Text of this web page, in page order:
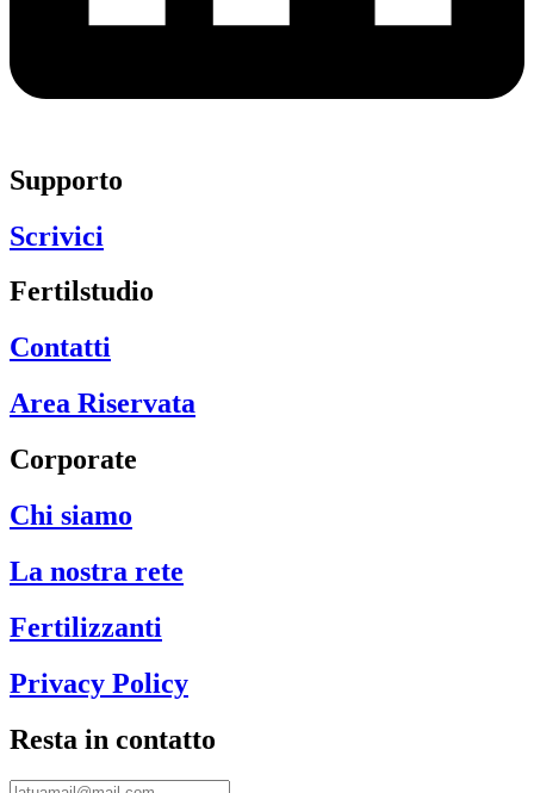
Supporto
Scrivici
Fertilstudio
Contatti
Area Riservata
Corporate
Chi siamo
La nostra rete
Fertilizzanti
Privacy Policy
Resta in contatto